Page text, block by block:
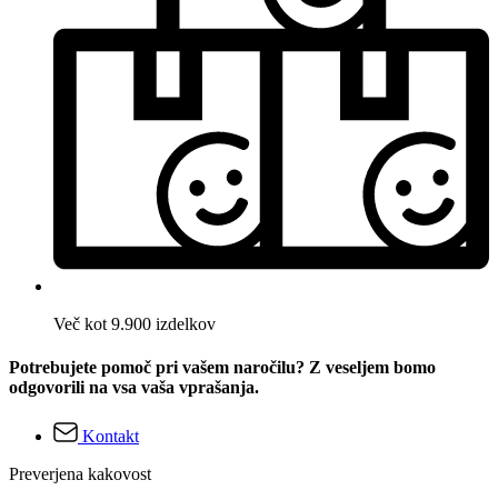
Več kot 9.900 izdelkov
Potrebujete pomoč pri vašem naročilu? Z veseljem bomo
odgovorili na vsa vaša vprašanja.
Kontakt
Preverjena kakovost